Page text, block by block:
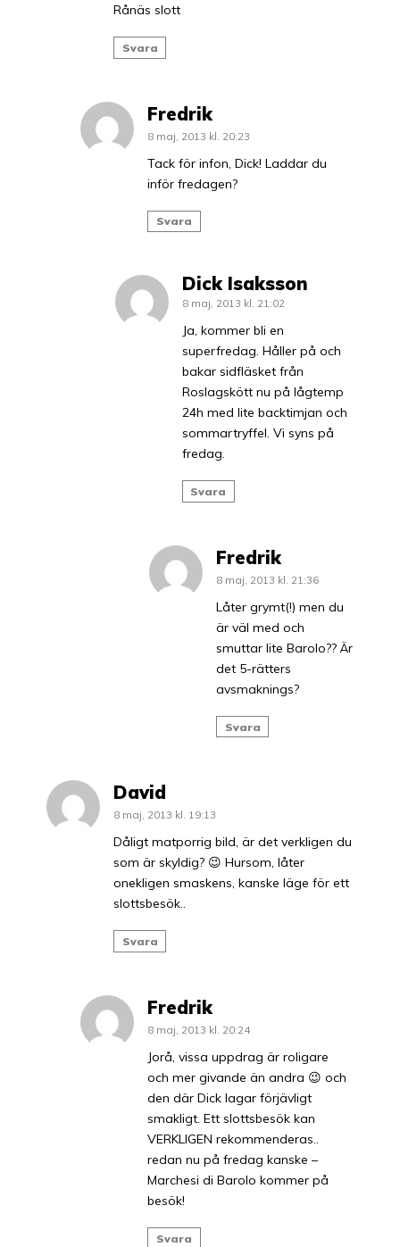
Rånäs slott
Svara
Fredrik
8 maj, 2013 kl. 20:23
Tack för infon, Dick! Laddar du
inför fredagen?
Svara
Dick Isaksson
8 maj, 2013 kl. 21:02
Ja, kommer bli en
superfredag. Håller på och
bakar sidfläsket från
Roslagskött nu på lågtemp
24h med lite backtimjan och
sommartryffel. Vi syns på
fredag.
Svara
Fredrik
8 maj, 2013 kl. 21:36
Låter grymt(!) men du
är väl med och
smuttar lite Barolo?? Är
det 5-rätters
avsmaknings?
Svara
David
8 maj, 2013 kl. 19:13
Dåligt matporrig bild, är det verkligen du
som är skyldig? 😉 Hursom, låter
onekligen smaskens, kanske läge för ett
slottsbesök..
Svara
Fredrik
8 maj, 2013 kl. 20:24
Jorå, vissa uppdrag är roligare
och mer givande än andra 😉 och
den där Dick lagar förjävligt
smakligt. Ett slottsbesök kan
VERKLIGEN rekommenderas..
redan nu på fredag kanske –
Marchesi di Barolo kommer på
besök!
Svara